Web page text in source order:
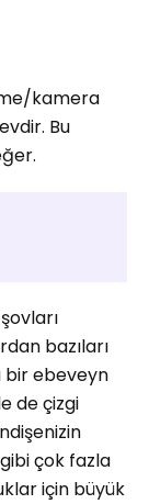
kamera
Bu
bazıları
bir ebeveyn
de çizgi
çok fazla
için büyük